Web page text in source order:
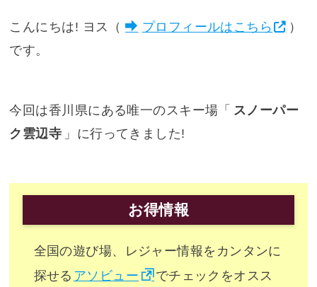
こんにちは! ヨス（ プロフィールはこちら
）
です。
今回は香川県にある唯一のスキー場「 スノーパー
ク雲辺寺 」に行ってきました!
お得情報
全国の遊び場、レジャー情報をカンタンに
探せる アソビュー
でチェックをオスス